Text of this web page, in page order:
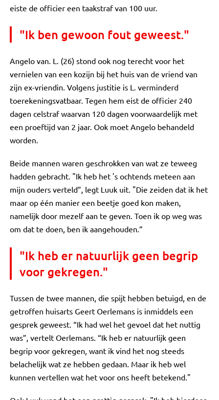
eiste de officier een taakstraf van 100 uur.
"Ik ben gewoon fout geweest."
Angelo van. L. (26) stond ook nog terecht voor het
vernielen van een kozijn bij het huis van de vriend van
zijn ex-vriendin. Volgens justitie is L. verminderd
toerekeningsvatbaar. Tegen hem eist de officier 240
dagen celstraf waarvan 120 dagen voorwaardelijk met
een proeftijd van 2 jaar. Ook moet Angelo behandeld
worden.
Beide mannen waren geschrokken van wat ze teweeg
hadden gebracht. "Ik heb het 's ochtends meteen aan
mijn ouders verteld”, legt Luuk uit. "Die zeiden dat ik het
maar op één manier een beetje goed kon maken,
namelijk door mezelf aan te geven. Toen ik op weg was
om dat te doen, ben ik aangehouden.”
"Ik heb er natuurlijk geen begrip
voor gekregen."
Tussen de twee mannen, die spijt hebben betuigd, en de
getroffen huisarts Geert Oerlemans is inmiddels een
gesprek geweest. “Ik had wel het gevoel dat het nuttig
was”, vertelt Oerlemans. “Ik heb er natuurlijk geen
begrip voor gekregen, want ik vind het nog steeds
belachelijk wat ze hebben gedaan. Maar ik heb wel
kunnen vertellen wat het voor ons heeft betekend."